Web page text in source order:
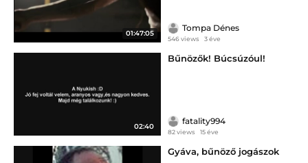
01:47:05
Tompa Dénes
546 views 3 éve
02:40
Bűnözők! Búcsúzóul!
fatality994
82 views 15 éve
Gyáva, bűnöző jogászok